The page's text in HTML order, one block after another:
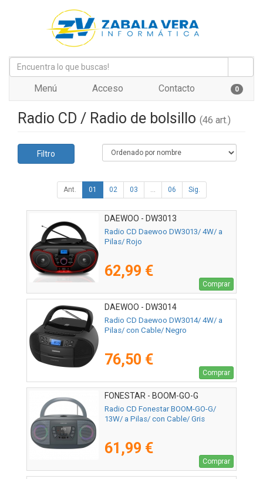
Menú Acceso Contacto 0
Radio CD / Radio de bolsillo (46 art.)
Filtro
Ant. 01 02 03 ... 06 Sig.
DAEWOO - DW3013
Radio CD Daewoo DW3013/ 4W/ a
Pilas/ Rojo
62,99 €
Comprar
DAEWOO - DW3014
Radio CD Daewoo DW3014/ 4W/ a
Pilas/ con Cable/ Negro
76,50 €
Comprar
FONESTAR - BOOM-GO-G
Radio CD Fonestar BOOM-GO-G/
13W/ a Pilas/ con Cable/ Gris
61,99 €
Comprar